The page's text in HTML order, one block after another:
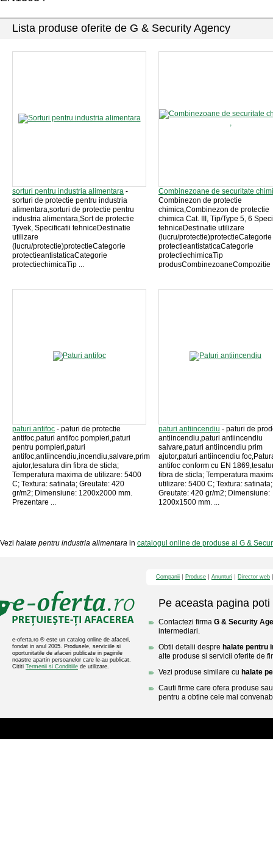
Lista produse oferite de G & Security Agency
sorturi pentru industria alimentara -
sorturi de protectie pentru industria
alimentara,sorturi de protectie pentru
industria alimentara,Sort de protectie
Tyvek, Specificatii tehniceDestinatie
utilizare
(lucru/protectie)protectieCategorie
protectieantistaticaCategorie
protectiechimicaTip ...
Combinezoane de securitate
Combinezon de protectie
chimica,Combinezon de protectie
chimica Cat. III, Tip/Type 5, 6
tehniceDestinatie utilizare
(lucru/protectie)protectieCategorie
protectieantistaticaCategorie
protectiechimicaTip
produsCombinezoaneCompozitie
paturi antifoc - paturi de protectie
antifoc,paturi antifoc pompieri,paturi
pentru pompieri,paturi
antifoc,antiincendiu,incendiu,salvare,prim
ajutor,tesatura din fibra de sticla;
Temperatura maxima de utilizare: 5400
C; Textura: satinata; Greutate: 420
gr/m2; Dimensiune: 1200x2000 mm.
Prezentare ...
paturi antiincendiu - paturi de
antiincendiu,paturi antiincendiu
salvare,paturi antiincendiu prim
ajutor,paturi antiincendiu
antifoc conform cu EN
fibra de sticla; Temperatura
utilizare: 5400 C; Textura: satinata;
Greutate: 420 gr/m2; Dimensiune:
1200x1500 mm. ...
Vezi halate pentru industria alimentara in catalogul online de produse al G &
e-oferta.ro ® este un catalog online de afaceri,
fondat in anul 2005. Produsele, serviciile si
oportunitatile de afaceri publicate in paginile
noastre apartin persoanelor care le-au publicat.
Cititi Termenii si Conditiile de utilizare.
Companii Produse Anunturi Director web
Pe aceasta pagina poti
Contactezi firma G & Security
intermediari.
Obtii detalii despre halate pentru
alte produse si servicii oferite de
Vezi produse similare cu halate
Cauti firme care ofera produse
pentru a obtine cele mai